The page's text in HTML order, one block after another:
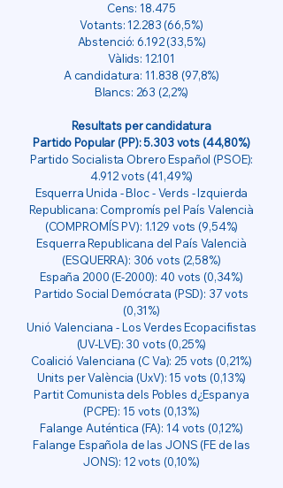
Cens: 18.475
Votants:12.283 (66,5%)
Abstenció: 6.192 (33,5%)
Vàlids: 12.101
A candidatura: 11.838 (97,8%)
Blancs: 263 (2,2%)
Resultats per candidatura
Partido Popular (PP): 5.303 vots (44,80%)
Partido Socialista Obrero Español (PSOE):
4.912 vots (41,49%)
Esquerra Unida - Bloc - Verds - Izquierda
Republicana: Compromís pel País Valencià
(COMPROMÍS PV): 1.129 vots (9,54%)
Esquerra Republicana del País Valencià
(ESQUERRA): 306 vots (2,58%)
España 2000 (E-2000): 40 vots (0,34%)
Partido Social Demócrata (PSD): 37 vots
(0,31%)
Unió Valenciana - Los Verdes Ecopacifistas
(UV-LVE): 30 vots (0,25%)
Coalició Valenciana (C Va): 25 vots (0,21%)
Units per València (UxV): 15 vots (0,13%)
Partit Comunista dels Pobles d¿Espanya
(PCPE): 15 vots (0,13%)
Falange Auténtica (FA): 14 vots (0,12%)
Falange Española de las JONS (FE de las
JONS): 12 vots (0,10%)